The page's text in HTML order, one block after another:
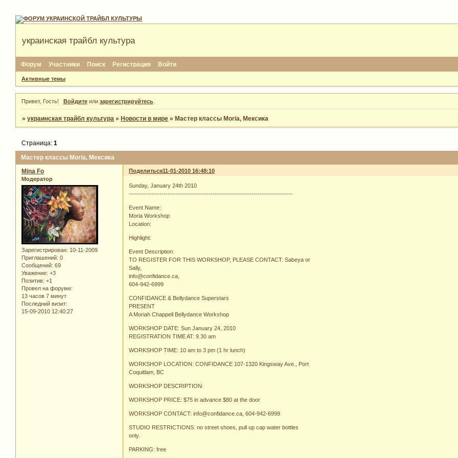
украинская трайбл культура
Форум Участники Поиск Регистрация Войти
Активные темы
Привет, Гость! Войдитеили зарегистрируйтесь.
»украинская трайбл культура »Новости в мире »Мастер классы Moria, Мексика
Мастер классы Moria, Мексика
Страница:1
Поделиться11-01-2010 16:48:10
Mina Fo
Модератор
Зарегистрирован: 10-11-2009
Приглашений: 0
Сообщений: 69
Уважение: +3
Позитив: +1
Провел на форуме:
13 часов 7 минут
Последний визит:
15-09-2010 12:40:27
Sunday, January 24th 2010
--------------------------------------------------------------------------------
Event Name:
Moria Workshop
Location:
Highlight:
Event Description:
TO REGISTER FOR THIS WORKSHOP, PLEASE CONTACT: Sabeya or
Sally,
info@confidance.ca,
604-942-6999
CONFIDANCE & Bellydance Superstars
PRESENT
A Moriah Chappell Bellydance Workshop
WORKSHOP DATE: Sun January 24, 2010
REGISTRATION TIME AT: 9.30 am
WORKSHOP TIME: 10 am to 3 pm (1 hr lunch)
WORKSHOP LOCATION: CONFIDANCE 107-1320 Kingsway Ave., Port
Coquitlam, BC
WORKSHOP DESCRIPTION:
WORKSHOP PRICE: $75 in advance $80 at the door
WORKSHOP CONTACT: info@confidance.ca, 604-942-6999
STUDIO RESTRICTIONS: no street shoes, pull up cap water bottles
only.
PARKING: free